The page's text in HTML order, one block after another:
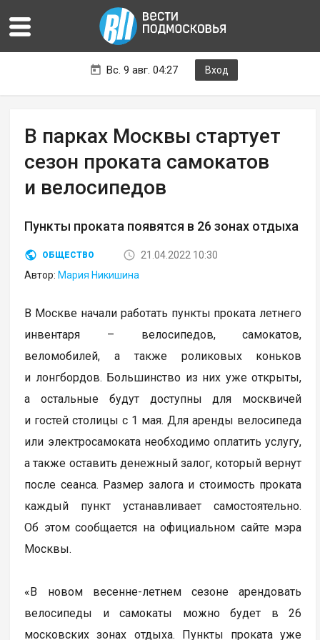
Вс. 9 авг. 04:27 Вход
В парках Москвы стартует
сезон проката самокатов
и велосипедов
Пункты проката появятся в 26 зонах отдыха
ОБЩЕСТВО
21.04.2022 10:30
Автор: Мария Никишина
В Москве начали работать пункты проката летнего
инвентаря – велосипедов, самокатов,
веломобилей, а также роликовых коньков
и лонгбордов. Большинство из них уже открыты,
а остальные будут доступны для москвичей
и гостей столицы с 1 мая. Для аренды велосипеда
или электросамоката необходимо оплатить услугу,
а также оставить денежный залог, который вернут
после сеанса. Размер залога и стоимость проката
каждый пункт устанавливает самостоятельно.
Об этом сообщается на официальном сайте мэра
Москвы.
«В новом весенне-летнем сезоне арендовать
велосипеды и самокаты можно будет в 26
московских зонах отдыха. Пункты проката уже